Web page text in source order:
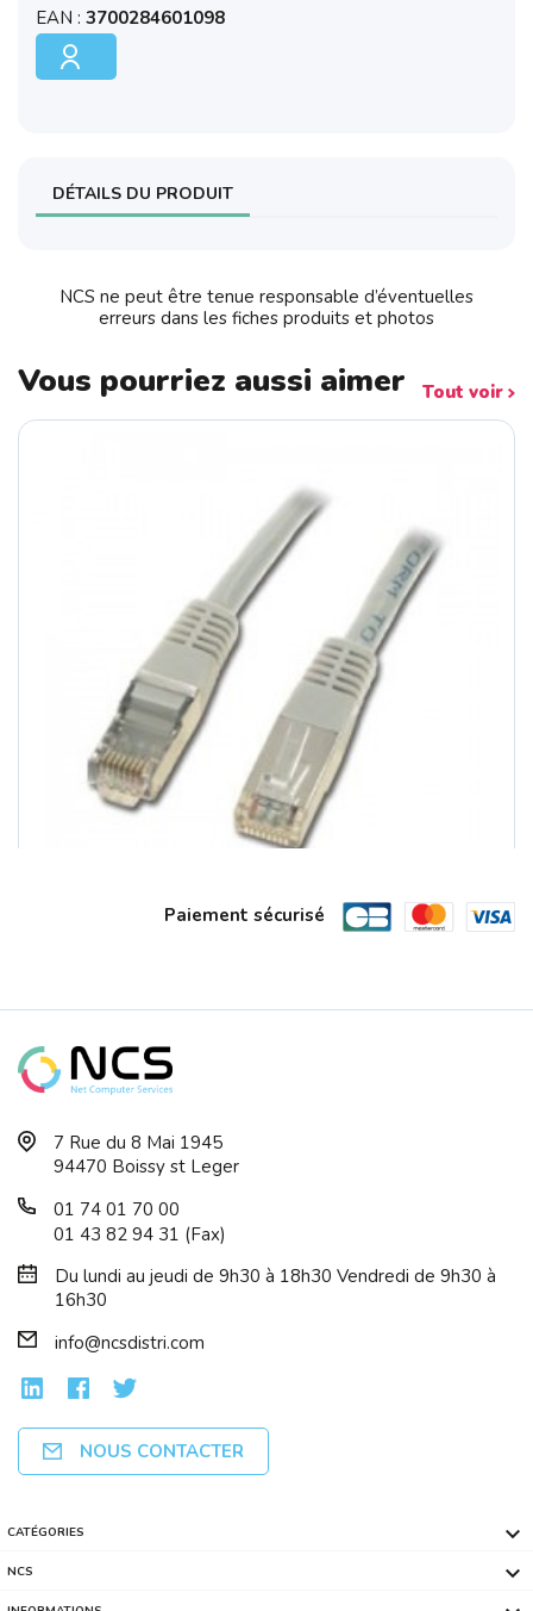
EAN : 3700284601098
DÉTAILS DU PRODUIT
NCS ne peut être tenue responsable d’éventuelles
erreurs dans les fiches produits et photos
Vous pourriez aussi aimer Tout voir
Paiement sécurisé
7 Rue du 8 Mai 1945
94470 Boissy st Leger
01 74 01 70 00
01 43 82 94 31 (Fax)
Du lundi au jeudi de 9h30 à 18h30 Vendredi de 9h30 à
16h30
info@ncsdistri.com
NOUS CONTACTER
CATÉGORIES 
NCS 